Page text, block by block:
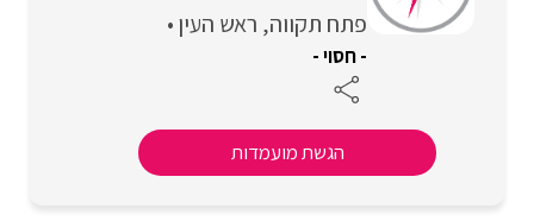
פתח תקווה ראש העין
- חסוי -
הגשת מועמדות